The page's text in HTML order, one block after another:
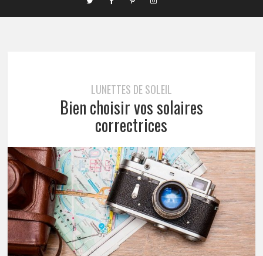
LUNETTES DE SOLEIL
Bien choisir vos solaires
correctrices